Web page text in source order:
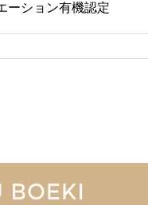
ーション有機認定